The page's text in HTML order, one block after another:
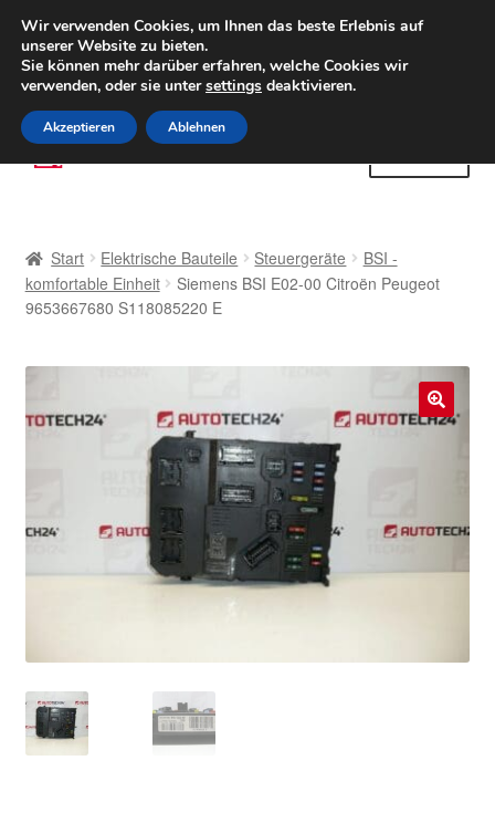
LIEFERUNG ab 6 EUR
Weltweiter Versand
(800) 500 564Mo-Fr 9-16 Uhr
Zur
Navigation
Zum
Inhalt
AGB
Datenschutz-Bestimmungen
Lieferung
Mein Konto
Start Elektrische Bauteile Steuergeräte
BSI -
komfortable Einheit
Siemens BSI E02-00 Citroën Peugeot
9653667680 S118085220 E
🔍
Wir verwenden Cookies, um Ihnen das beste Erlebnis auf
unserer Website zu bieten.
Sie können mehr darüber erfahren, welche Cookies wir
verwenden, oder sie untersettings deaktivieren.
Akzeptieren Ablehnen